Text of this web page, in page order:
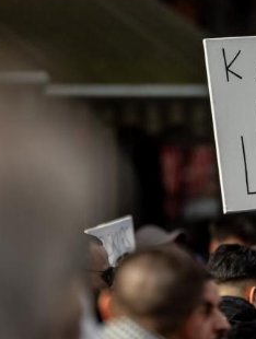
öffnen/schließen